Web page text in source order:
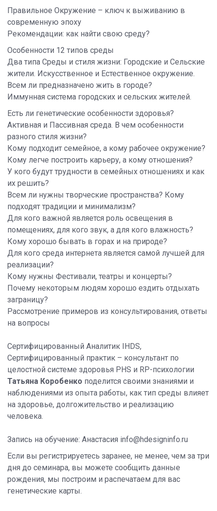
Правильное Окружение – ключ к выживанию в
современную эпоху
Рекомендации: как найти свою среду?
Особенности 12 типов среды
Два типа Среды и стиля жизни: Городские и Сельские
жители. Искусственное и Естественное окружение.
Всем ли предназначено жить в городе?
Иммунная система городских и сельских жителей.
Есть ли генетические особенности здоровья?
Активная и Пассивная среда. В чем особенности
разного стиля жизни?
Кому подходит семейное, а кому рабочее окружение?
Кому легче построить карьеру, а кому отношения?
У кого будут трудности в семейных отношениях и как
их решить?
Всем ли нужны творческие пространства? Кому
подходят традиции и минимализм?
Для кого важной является роль освещения в
помещениях, для кого звук, а для кого влажность?
Кому хорошо бывать в горах и на природе?
Для кого среда интернета является самой лучшей для
реализации?
Кому нужны Фестивали, театры и концерты?
Почему некоторым людям хорошо ездить отдыхать
заграницу?
Рассмотрение примеров из консультирования, ответы
на вопросы
Сертифицированный Аналитик IHDS,
Сертифицированный практик – консультант по
целостной системе здоровья PHS и RP-психологии
Татьяна Коробенко поделится своими знаниями и
наблюдениями из опыта работы, как тип среды влияет
на здоровье, долгожительство и реализацию
человека.
Запись на обучение: Анастасия info@hdesigninfo.ru
Если вы регистрируетесь заранее, не менее, чем за три
дня до семинара, вы можете сообщить данные
рождения, мы построим и распечатаем для вас
генетические карты.